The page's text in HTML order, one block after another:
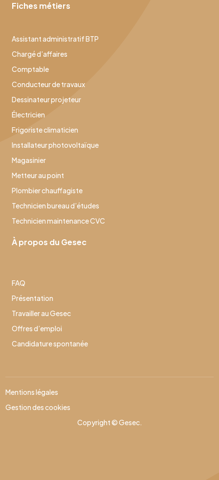
Fiches métiers
Assistant administratif BTP
Chargé d’affaires
Comptable
Conducteur de travaux
Dessinateur projeteur
Électricien
Frigoriste climaticien
Installateur photovoltaïque
Magasinier
Metteur au point
Plombier chauffagiste
Technicien bureau d’études
Technicien maintenance CVC
À propos du Gesec
FAQ
Présentation
Travailler au Gesec
Offres d’emploi
Candidature spontanée
Copyright © Gesec.
Mentions légales
Gestion des cookies